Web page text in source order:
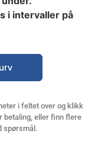
i intervaller på
i feltet over og klikk
betaling, eller finn flere
spørsmål.